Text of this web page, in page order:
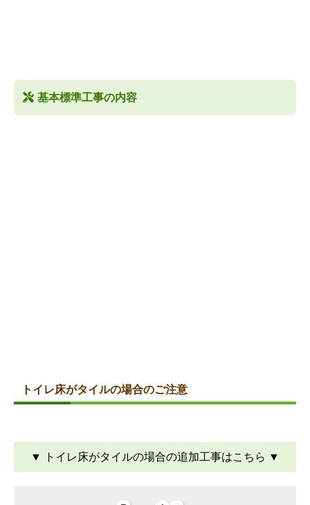
基本標準工事の内容
トイレ床がタイルの場合のご注意
▼ トイレ床がタイルの場合の追加工事はこちら ▼